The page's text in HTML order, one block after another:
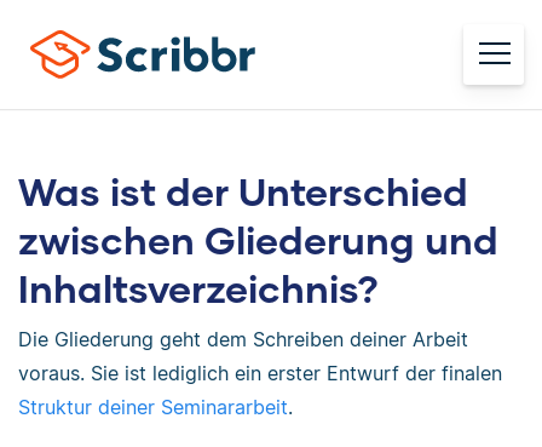
Was ist der Unterschied
zwischen Gliederung und
Inhaltsverzeichnis?
Die Gliederung geht dem Schreiben deiner Arbeit
voraus. Sie ist lediglich ein erster Entwurf der finalen
Struktur deiner Seminararbeit.